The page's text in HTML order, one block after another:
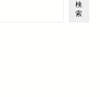
検
索